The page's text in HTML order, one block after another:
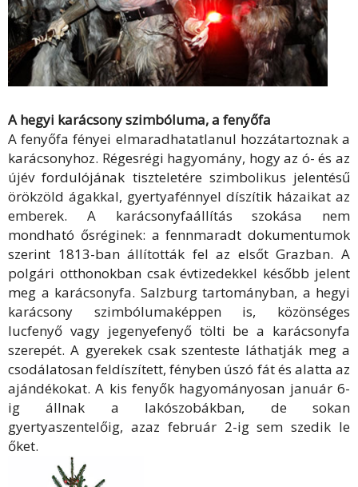
A hegyi karácsony szimbóluma, a fenyőfa
A fenyőfa fényei elmaradhatatlanul hozzátartoznak a
karácsonyhoz. Régesrégi hagyomány, hogy az ó- és az
újév fordulójának tiszteletére szimbolikus jelentésű
örökzöld ágakkal, gyertyafénnyel díszítik házaikat az
emberek. A karácsonyfaállítás szokása nem
mondható ősréginek: a fennmaradt dokumentumok
szerint 1813-ban állították fel az elsőt Grazban. A
polgári otthonokban csak évtizedekkel később jelent
meg a karácsonyfa. Salzburg tartományban, a hegyi
karácsony szimbólumaképpen is, közönséges
lucfenyő vagy jegenyefenyő tölti be a karácsonyfa
szerepét. A gyerekek csak szenteste láthatják meg a
csodálatosan feldíszített, fényben úszó fát és alatta az
ajándékokat. A kis fenyők hagyományosan január 6-
ig állnak a lakószobákban, de sokan
gyertyaszentelőig, azaz február 2-ig sem szedik le
őket.